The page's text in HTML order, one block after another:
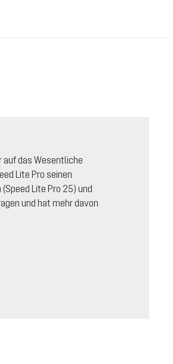
auf das Wesentliche
Lite Pro seinen
Lite Pro 25) und
und hat mehr davon